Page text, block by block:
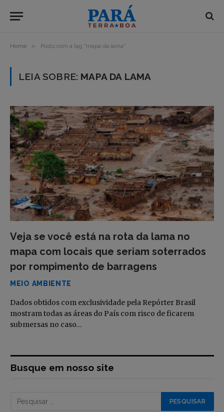
Home » Posts com a tag "mapa da lama"
LEIA SOBRE: MAPA DA LAMA
Veja se você está na rota da lama no
mapa com locais que seriam soterrados
por rompimento de barragens
MEIO AMBIENTE
Dados obtidos com exclusividade pela Repórter Brasil
mostram todas as áreas do País com risco de ficarem
submersas no caso…
Busque em nosso site